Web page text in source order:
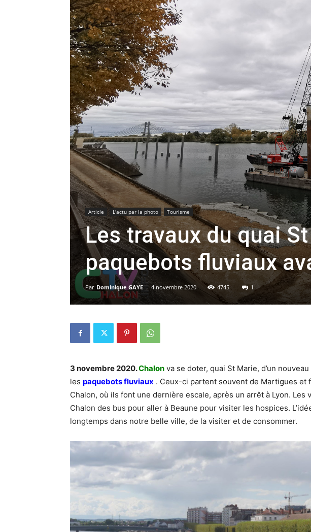
Article L'actu par la photo Tourisme
Les travaux du quai
paquebots fluviaux
Par Dominique GAYE - 4 novembre 2020 4745 1
3 novembre 2020.Chalon va se doter, quai St Marie, d’un nouveau
les paquebots fluviaux . Ceux-ci partent souvent de Martigues et
Chalon, où ils font une dernière escale, après un arrêt à Lyon. Les
Chalon des bus pour aller à Beaune pour visiter les hospices.
longtemps dans notre belle ville, de la visiter et de consommer.